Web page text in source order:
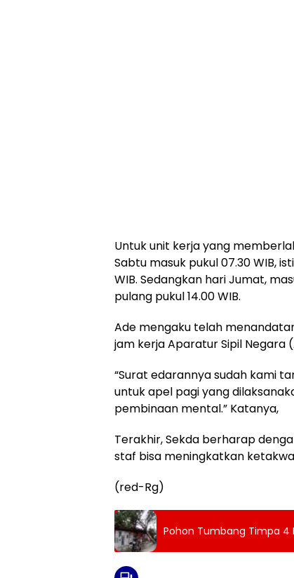
Untuk unit kerja yang
Sabtu masuk pukul 07.30 WIB,
WIB. Sedangkan hari Jumat,
pulang pukul 14.00 WIB.
Ade mengaku telah
jam kerja Aparatur Sipil Negara
“Surat edarannya sudah kami
untuk apel pagi yang
pembinaan mental.” Katanya,
Terakhir, Sekda berharap
staf bisa meningkatkan
(red-Rg)
Pohon Tumbang Timpa 4